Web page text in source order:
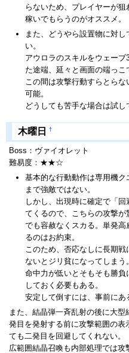
らないため、プレイヤーが
稼いでもらうのがオススメ。
また、どうやら設置物に対
い。
アウロラのスキルをウェー
た途端、延々と画面の端っこ
この間は攻撃行動すらとら
可能。
どうしても苦手な場合は試し
木曜日 †
Boss：ヴァイオレット
難易度：★★☆
基本的な行動動作は専用機
まで強敵ではない。
しかし、出現時に確定で「
てくるので、こちらの攻撃
でも容赦なくスカる。単発
るのはお約束。
このため、否応なしに長期
ないとジリ貧になってしまう。
命中力が低いとそもそも勝
しておく必要もある。
安定して倒すには、事前にあ
また、結晶弾一斉乱射の後に大
発目を発射する前に攻撃範囲の
ても二発目を回避してくれない。
広範囲結晶召喚も内部処理では攻